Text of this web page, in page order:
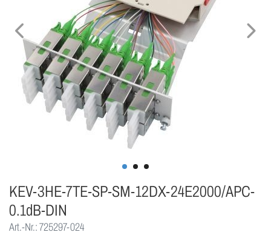
KEV-3HE-7TE-SP-SM-12DX-24E2000/APC-
0.1dB-DIN
Art.-Nr.: 725297-024